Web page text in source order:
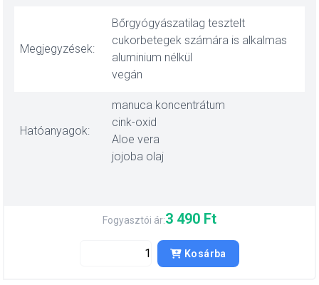
Megjegyzések:
Bőrgyógyászatilag tesztelt
cukorbetegek számára is alkalmas
aluminium nélkül
vegán
Hatóanyagok:
manuca koncentrátum
cink-oxid
Aloe vera
jojoba olaj
Fogyasztói ár:3 490 Ft
Kosárba